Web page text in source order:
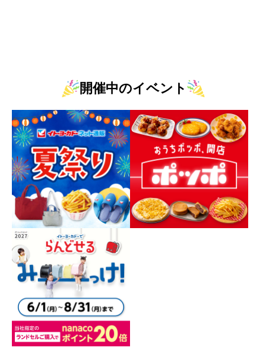
開催中のイベント